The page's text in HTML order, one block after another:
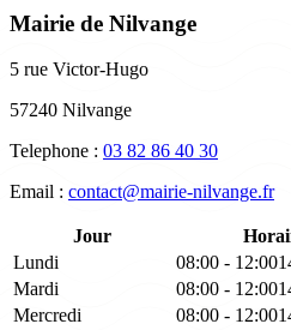
Mairie de Nilvange
5 rue Victor-Hugo
57240 Nilvange
Telephone : 03 82 86 40 30
Email : contact@mairie-nilvange.fr
Jour
Lundi
08:00 - 12:00
Mardi
08:00 - 12:00
Mercredi
08:00 - 12:00